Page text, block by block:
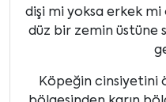
dişi mi yoksa erkek mi
düz bir zemin üstüne
Köpeğin cinsiyetini